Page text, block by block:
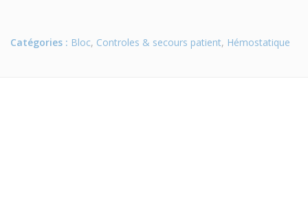
Catégories : Bloc, Controles & secours patient, Hémostatique